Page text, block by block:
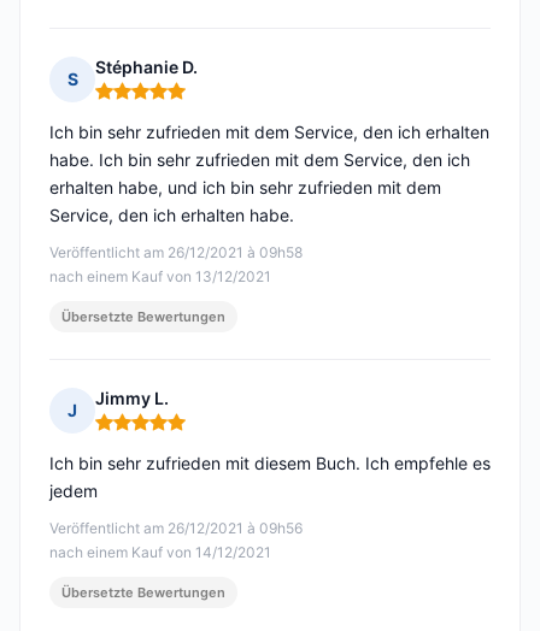
S
Stéphanie D.
Hinweis: 5 von 5
Veröffentlicht am 26/12/2021 à 09h58
nach einem Kauf von 13/12/2021
Ich bin sehr zufrieden mit dem Service, den ich erhalten
habe. Ich bin sehr zufrieden mit dem Service, den ich
erhalten habe, und ich bin sehr zufrieden mit dem
Service, den ich erhalten habe.
Übersetzte Bewertungen
J
Jimmy L.
Hinweis: 5 von 5
Veröffentlicht am 26/12/2021 à 09h56
nach einem Kauf von 14/12/2021
Ich bin sehr zufrieden mit diesem Buch. Ich empfehle es
jedem
Übersetzte Bewertungen